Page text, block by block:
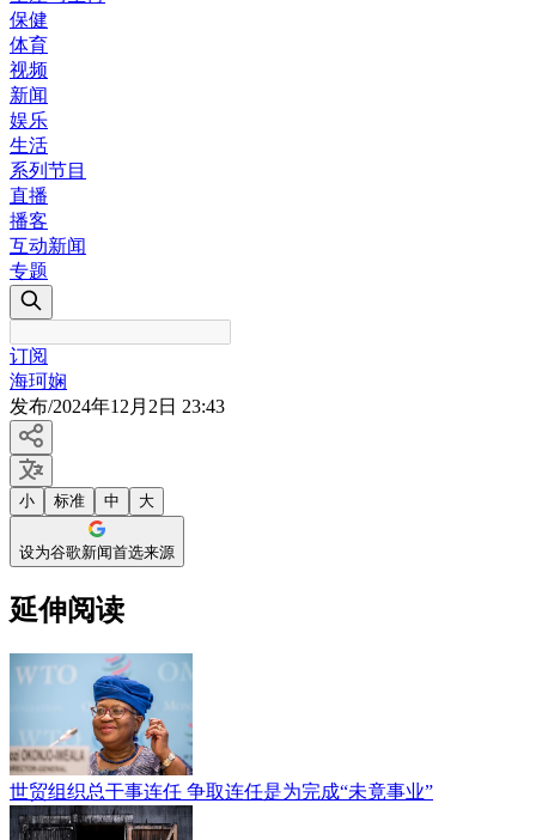
保健
体育
视频
新闻
娱乐
生活
系列节目
直播
播客
互动新闻
专题
订阅
海珂娴
发布/2024年12月2日 23:43
小 标准 中 大
设为谷歌新闻首选来源
延伸阅读
世贸组织总干事连任 争取连任是为完成“未竟事业”